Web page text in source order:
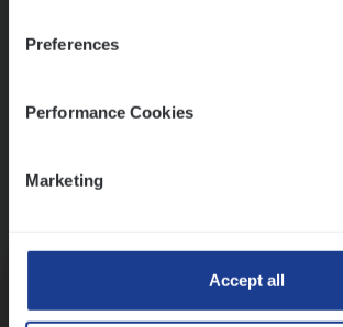
Preferences
Performance Cookies
Marketing
Accept all